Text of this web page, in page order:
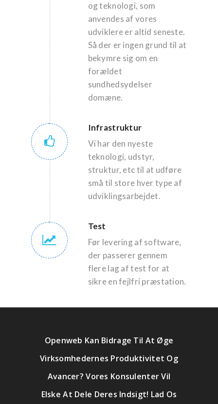
og teknologi, som
anvendes af vores
udviklere er altid seneste.
Så der er ingen grund til at
bekymre sig om en
forældet
sundhedsydelser
domæne.
Infrastruktur
Vi har den nyeste
teknologi, udstyr,
struktur, etc til at udføre
små til store hver type af
udviklingsarbejdet.
Test
Før levering af software,
der passerer gennem
flere lag af test for at
sikre en fejlfri præstation.
Openweb Kan Bidrage Til At Øge
Virksomhedernes Produktivitet Og
Avancer? Vores Konsulenter Vil
Elske At Dele Deres Indsigt! Lad Os